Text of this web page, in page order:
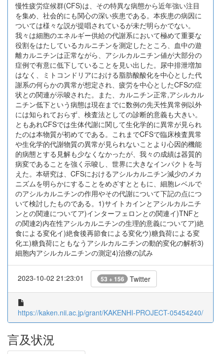
慢性疲労症候群(CFS)は、その特異な病態から近年強い注目
を集め、社会的にも関心の深い疾患である。本疾患の病因に
ついては様々な説が提唱されているが未だ明らかでない。
我々は細胞のエネルギー供給の代謝系において極めて重要な
役割をはたしているカルニチンを測定したところ、血中の遊
離カルニチンは正常ながら、アシルカルニチン値が大部分の
症例で有意に低下していることを見い出した。尿中排泄増加
はなく、ミトコンドリアにおける脂肪酸酸化を中心とした代
謝系の何らかの異常が想定され、疲労を中心としたCFSの症
状との関連が示唆された。また、カルニチン正常,アシルカル
ニチン低下という病態は現在までに数例の先天性異常例以外
には知られておらず、検査法としての診断的意義も大きい。
ともあれCFSでは生体代謝に関して生化学的に異常が見られ
たのは本物質が初めてである。これまでCFSで臨床検査異常
や生化学的代謝物質の異常が見られないことより心因的機能
的病態とする見解も少なくなかったが、我々の成績は器質的
病変であることを強く示唆し、世界に大きなインパクトを与
えた。本研究は、CFSにおけるアシルカルニチン減少のメカ
ニズムを明らかにすることをめざすとともに、細胞レベルで
のアシルカルニチンの作用やその代謝について下記の点につ
いて検討したものである。1)サイトカインとアシルカルニチ
ンとの関連についてア)インターフェロンとの関連イ)TNFと
の関連2)内在性アシルカルニチンの生理的意義についてア)絶
食による変化イ)絶食後再節食による変化ウ)糖負荷による変
化エ)糖負荷にともなうアシルカルニチンの動的変化の解析3)
細胞内アシルカルニチンの測定4)治療の試み
2023-10-02 21:23:01 53 + 156 Twitter
https://kaken.nii.ac.jp/grant/KAKENHI-PROJECT-05454240/
言及状況